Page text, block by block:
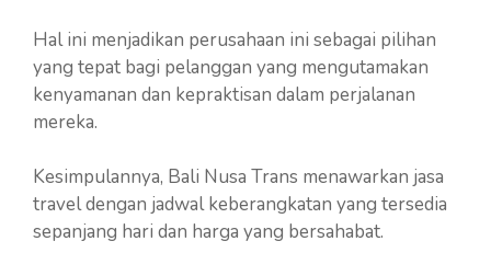
Hal ini menjadikan perusahaan ini sebagai pilihan
yang tepat bagi pelanggan yang mengutamakan
kenyamanan dan kepraktisan dalam perjalanan
mereka.
Kesimpulannya, Bali Nusa Trans menawarkan jasa
travel dengan jadwal keberangkatan yang tersedia
sepanjang hari dan harga yang bersahabat.